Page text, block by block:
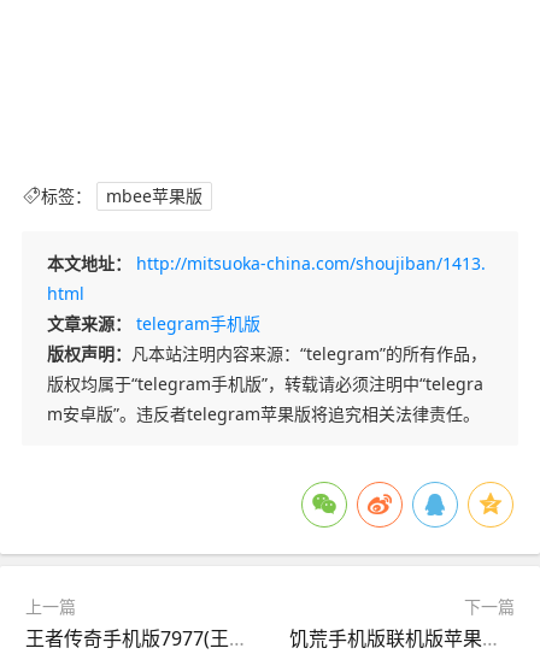
标签： mbee苹果版
本文地址：
http://mitsuoka-china.com/shoujiban/1413.
html
文章来源：
telegram手机版
版权声明： 凡本站注明内容来源：“telegram”的所有作品，
版权均属于“telegram手机版”，转载请必须注明中“telegra
m安卓版”。违反者telegram苹果版将追究相关法律责任。
上一篇
王者传奇手机版7977(王者传奇手机版7977怎么玩)
下一篇
饥荒手机版联机版苹果版(饥荒手机版联机版苹果版区别)